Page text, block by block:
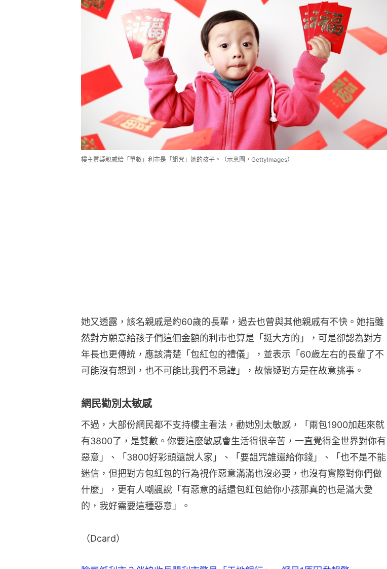
樓主質疑親戚給「單數」利市是「詛咒」她的孩子。（示意圖，GettyImages）
她又透露，該名親戚是約60歲的長輩，過去也曾與其他親戚有不快。她指雖
然對方願意給孩子們這個金額的利市也算是「挺大方的」，可是卻認為對方
年長也更傳統，應該清楚「包紅包的禮儀」，並表示「60歲左右的長輩了不
可能沒有想到，也不可能比我們不忌諱」，故懷疑對方是在故意挑事。
網民勸別太敏感
不過，大部份網民都不支持樓主看法，勸她別太敏感，「兩包1900加起來就
有3800了，是雙數。你要這麼敏感會生活得很辛苦，一直覺得全世界對你有
惡意」、「3800好彩頭還說人家」、「要詛咒誰還給你錢」、「也不是不能
迷信，但把對方包紅包的行為視作惡意滿滿也沒必要，也沒有實際對你們做
什麼」，更有人嘲諷說「有惡意的話還包紅包給你小孩那真的也是滿大愛
的，我好需要這種惡意」。
（Dcard）